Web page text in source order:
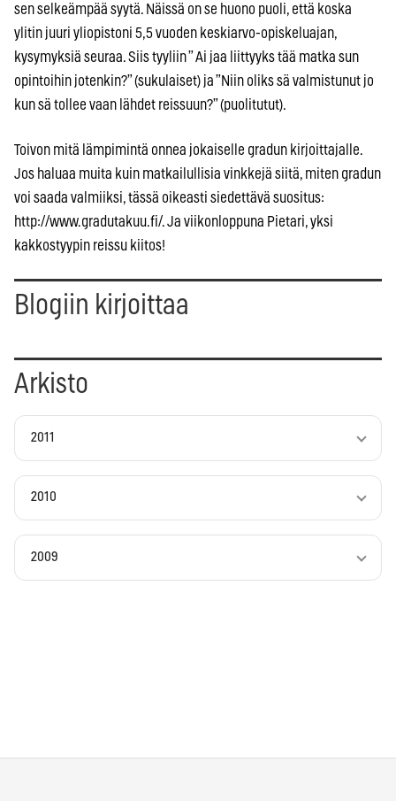
sen selkeämpää syytä. Näissä on se huono puoli, että koska
ylitin juuri yliopistoni 5,5 vuoden keskiarvo-opiskeluajan,
kysymyksiä seuraa. Siis tyyliin ” Ai jaa liittyyks tää matka sun
opintoihin jotenkin?” (sukulaiset) ja ”Niin oliks sä valmistunut jo
kun sä tollee vaan lähdet reissuun?” (puolitutut).
Toivon mitä lämpimintä onnea jokaiselle gradun kirjoittajalle.
Jos haluaa muita kuin matkailullisia vinkkejä siitä, miten gradun
voi saada valmiiksi, tässä oikeasti siedettävä suositus:
http://www.gradutakuu.fi/. Ja viikonloppuna Pietari, yksi
kakkostyypin reissu kiitos!
Blogiin kirjoittaa
Arkisto
2011
2010
2009